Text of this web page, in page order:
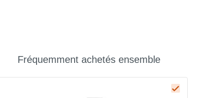
Fréquemment achetés ensemble